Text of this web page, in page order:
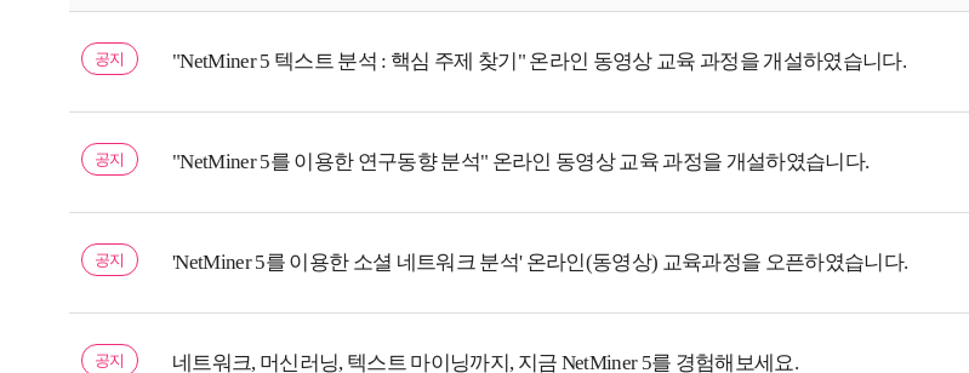
공지 "NetMiner 5 텍스트 분석 : 핵심 주제 찾기" 온라인 동영상 교육 과정을 개설하였습니다.
공지 "NetMiner 5를 이용한 연구동향 분석" 온라인 동영상 교육 과정을 개설하였습니다.
공지 'NetMiner 5를 이용한 소셜 네트워크 분석' 온라인(동영상) 교육과정을 오픈하였습니다.
공지 네트워크, 머신러닝, 텍스트 마이닝까지, 지금 NetMiner 5를 경험해보세요.